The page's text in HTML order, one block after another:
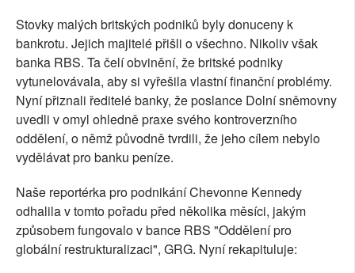
Stovky malých britských podniků byly donuceny k
bankrotu. Jejich majitelé přišli o všechno. Nikoliv však
banka RBS. Ta čelí obvinění, že britské podniky
vytunelovávala, aby si vyřešila vlastní finanční problémy.
Nyní přiznali ředitelé banky, že poslance Dolní sněmovny
uvedli v omyl ohledně praxe svého kontroverzního
oddělení, o němž původně tvrdili, že jeho cílem nebylo
vydělávat pro banku peníze.
Naše reportérka pro podnikání Chevonne Kennedy
odhalila v tomto pořadu před několika měsíci, jakým
způsobem fungovalo v bance RBS "Oddělení pro
globální restrukturalizaci", GRG. Nyní rekapituluje: